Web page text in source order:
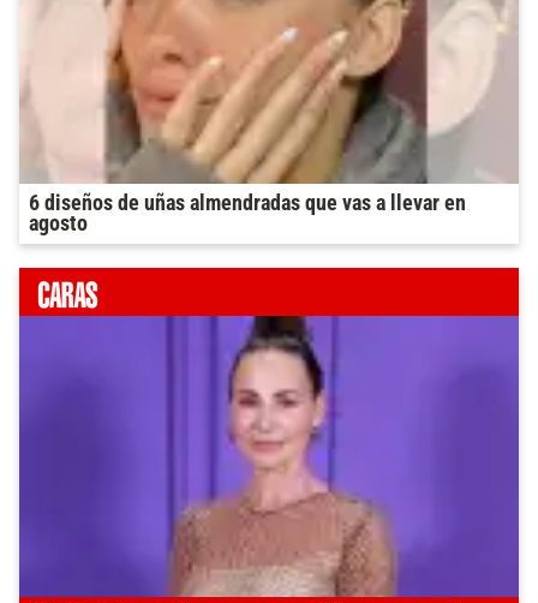
6 diseños de uñas almendradas que vas a llevar en
agosto